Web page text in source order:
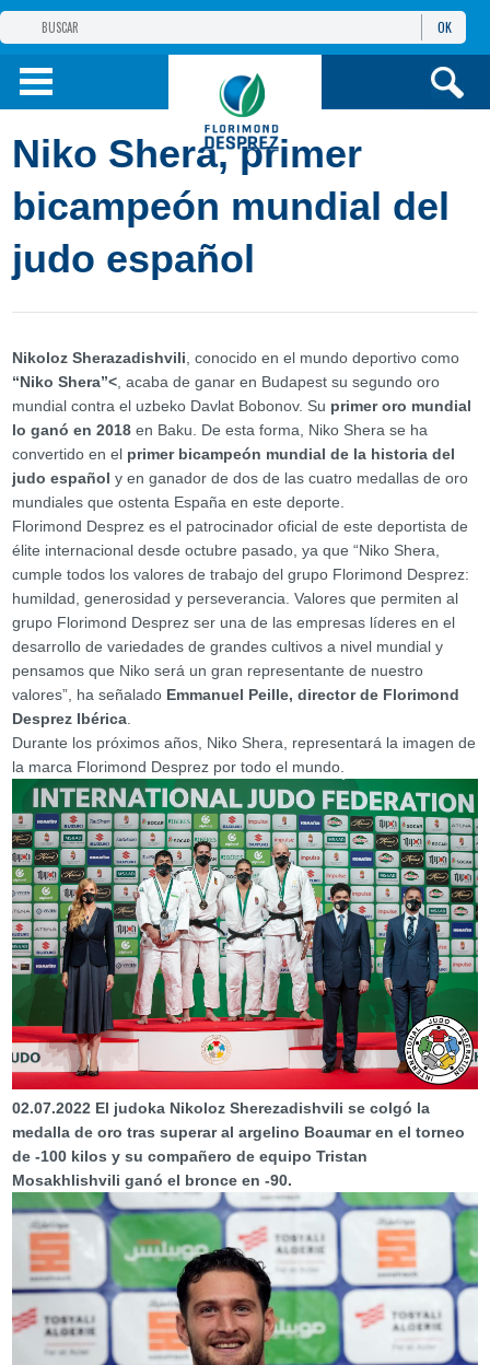
GRUPO FD
FD IBÉRICA
CEREALES Y PROT.
REMOLACHA, PATATA Y OTROS
I. TÉCNICA
INF. Y SER.
OK
Niko Shera, primer
bicampeón mundial del
judo español
Nikoloz Sherazadishvili , conocido en el mundo deportivo como
“Niko Shera”< , acaba de ganar en Budapest su segundo oro
mundial contra el uzbeko Davlat Bobonov. Su primer oro mundial
lo ganó en 2018 en Baku. De esta forma, Niko Shera se ha
convertido en el primer bicampeón mundial de la historia del
judo español y en ganador de dos de las cuatro medallas de oro
mundiales que ostenta España en este deporte.
Florimond Desprez es el patrocinador oficial de este deportista de
élite internacional desde octubre pasado, ya que “Niko Shera,
cumple todos los valores de trabajo del grupo Florimond Desprez:
humildad, generosidad y perseverancia. Valores que permiten al
grupo Florimond Desprez ser una de las empresas líderes en el
desarrollo de variedades de grandes cultivos a nivel mundial y
pensamos que Niko será un gran representante de nuestro
valores”, ha señalado Emmanuel Peille, director de Florimond
Desprez Ibérica
Durante los próximos años, Niko Shera, representará la imagen de
la marca Florimond Desprez por todo el mundo.
02.07.2022 El judoka Nikoloz Sherezadishvili se colgó la
medalla de oro tras superar al argelino Boaumar en el torneo
de -100 kilos y su compañero de equipo Tristan
Mosakhlishvili ganó el bronce en -90.